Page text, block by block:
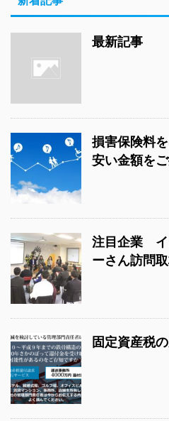
最新記事
損害保険料
安い金額をご
注目企業 イ
ーさん訪問
固定資産税